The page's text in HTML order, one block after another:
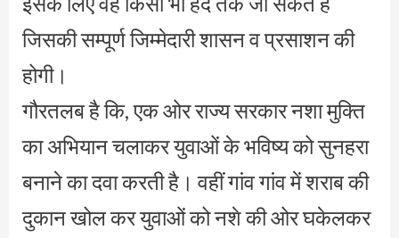
जिसकी सम्पूर्ण जिम्मेदारी शासन व प्रसाशन की
होगी।
गौरतलब है कि, एक ओर राज्य सरकार नशा मुक्ति
का अभियान चलाकर युवाओं के भविष्य को सुनहरा
बनाने का दवा करती है। वहीं गांव गांव में शराब की
दुकान खोल कर युवाओं को नशे की ओर घकेलकर